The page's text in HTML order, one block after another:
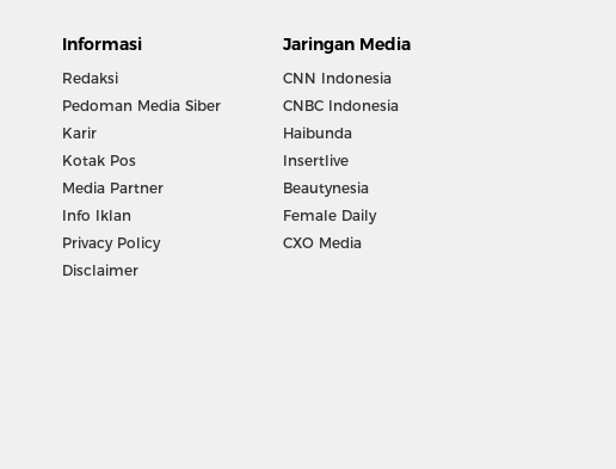
Informasi
Redaksi
Pedoman Media Siber
Karir
Kotak Pos
Media Partner
Info Iklan
Privacy Policy
Disclaimer
Jaringan Media
CNN Indonesia
CNBC Indonesia
Haibunda
Insertlive
Beautynesia
Female Daily
CXO Media